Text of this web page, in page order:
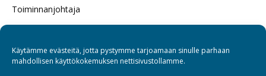
Käytämme evästeitä, jotta pystymme tarjoamaan sinulle parhaan
mahdollisen käyttökokemuksen nettisivustollamme.
Toiminnanjohtaja